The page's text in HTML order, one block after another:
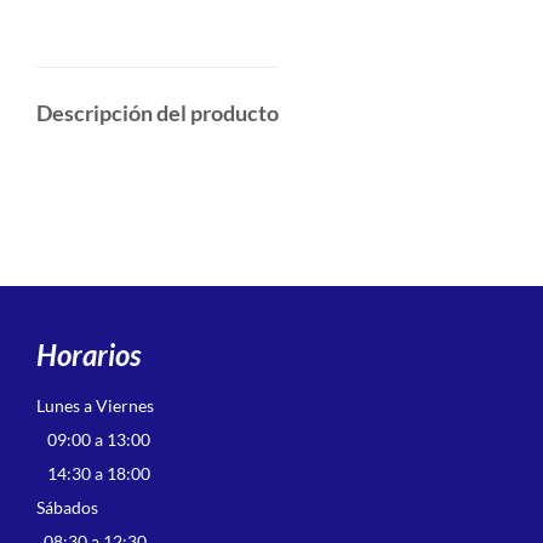
Descripción del producto
Horarios
Lunes a Viernes
09:00 a 13:00
14:30 a 18:00
Sábados